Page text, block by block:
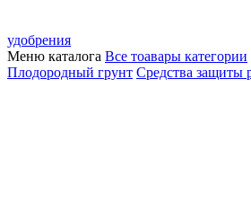
удобрения
Меню каталога Все тоавары категории
Плодородный грунт Средства защиты